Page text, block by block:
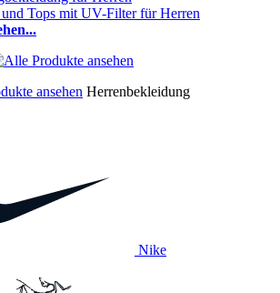
Tops mit UV-Filter für Herren
ansehen Herrenbekleidung
Nike